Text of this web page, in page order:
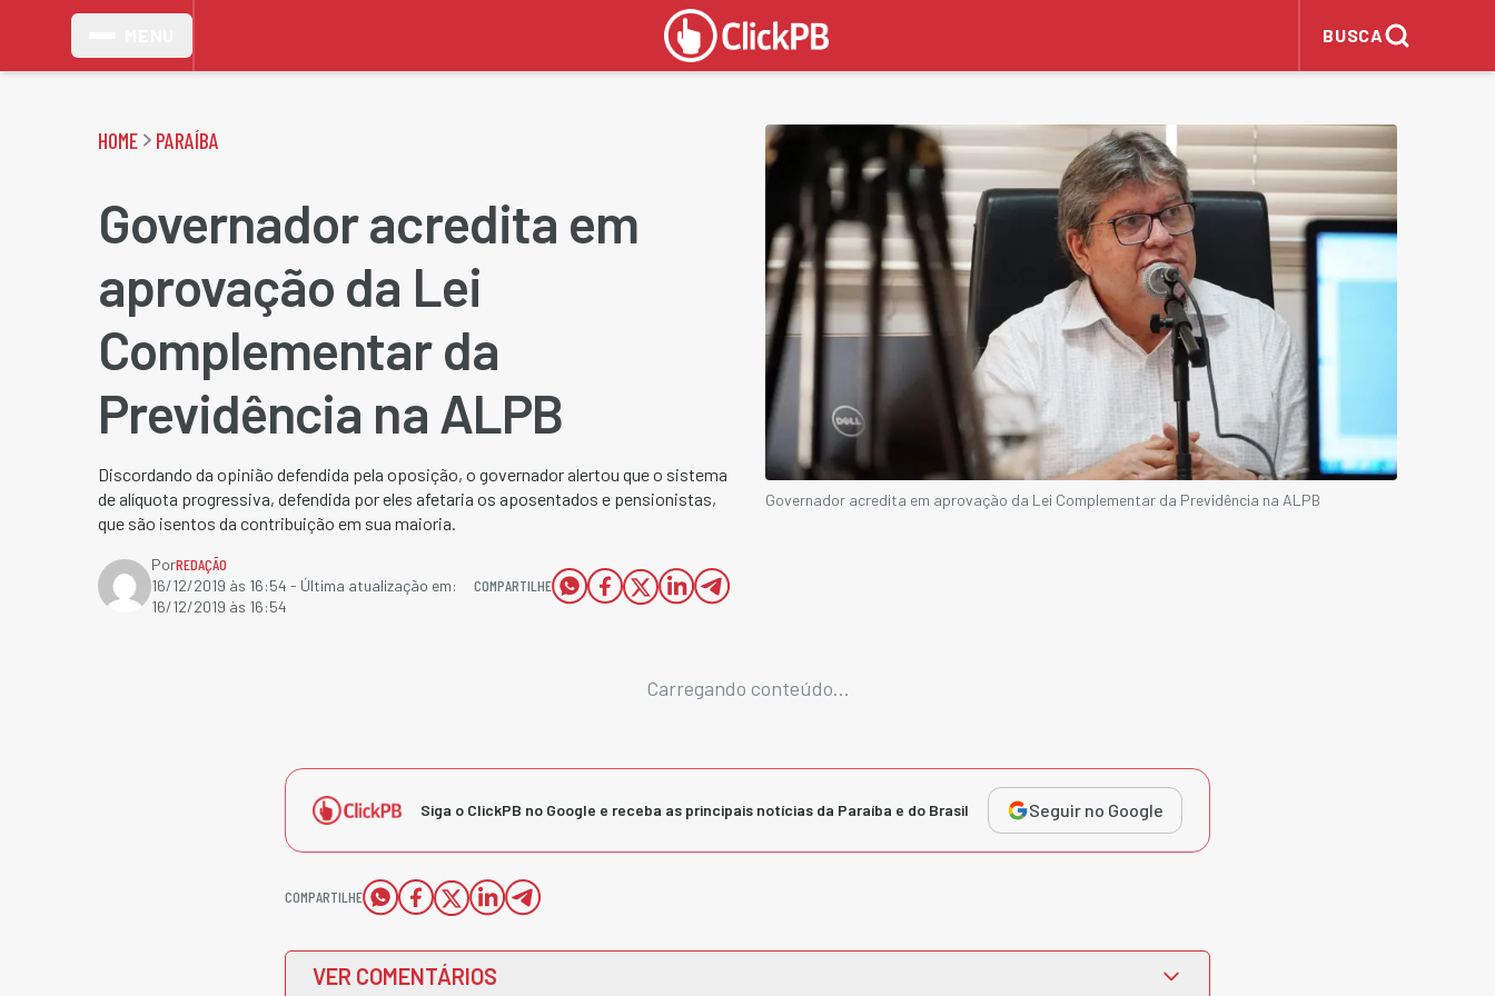
BUSCA
HOME PARAÍBA
Governador acredita em
aprovação da Lei
Complementar da
Previdência na ALPB
Discordando da opinião defendida pela oposição, o governador alertou que o sistema
de alíquota progressiva, defendida por eles afetaria os aposentados e pensionistas,
que são isentos da contribuição em sua maioria.
PorREDAÇÃO
16/12/2019 às 16:54 - Última atualização em:
16/12/2019 às 16:54
COMPARTILHE
Governador acredita em aprovação da Lei Complementar da Previdência na ALPB
Carregando conteúdo...
Siga o ClickPB no Google e receba as principais notícias da Paraíba e do Brasil Seguir no Google
COMPARTILHE
VER COMENTÁRIOS